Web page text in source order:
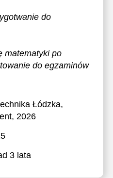
do
matematyki po
do egzaminów
Łódzka,
2026
3 lata